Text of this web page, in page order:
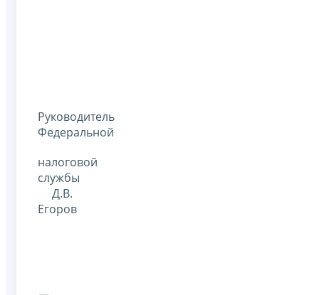
Руководитель
Федеральной
налоговой
службы
Д.В.
Егоров